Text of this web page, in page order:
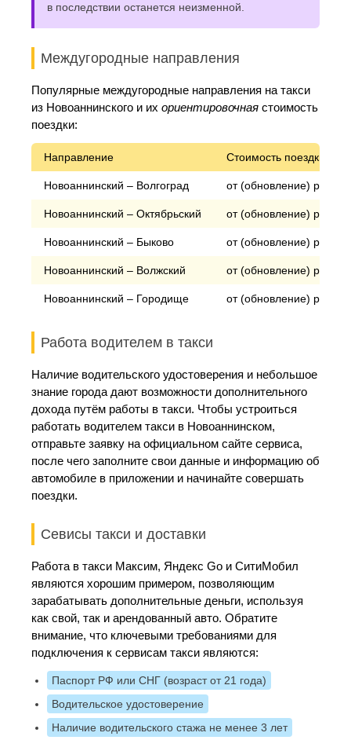
в последствии останется неизменной.
Междугородные направления
Популярные междугородные направления на такси
из Новоаннинского и их ориентировочная стоимость
поездки:
Направление Стоимость поездки*
Новоаннинский – Волгоград от (обновление) рублей
Новоаннинский – Октябрьский от (обновление) рублей
Новоаннинский – Быково от (обновление) рублей
Новоаннинский – Волжский от (обновление) рублей
Новоаннинский – Городище от (обновление) рублей
Работа водителем в такси
Наличие водительского удостоверения и небольшое
знание города дают возможности дополнительного
дохода путём работы в такси. Чтобы устроиться
работать водителем такси в Новоаннинском,
отправьте заявку на официальном сайте сервиса,
после чего заполните свои данные и информацию об
автомобиле в приложении и начинайте совершать
поездки.
Севисы такси и доставки
Работа в такси Максим, Яндекс Go и СитиМобил
являются хорошим примером, позволяющим
зарабатывать дополнительные деньги, используя
как свой, так и арендованный авто. Обратите
внимание, что ключевыми требованиями для
подключения к сервисам такси являются:
Паспорт РФ или СНГ (возраст от 21 года)
Водительское удостоверение
Наличие водительского стажа не менее 3 лет